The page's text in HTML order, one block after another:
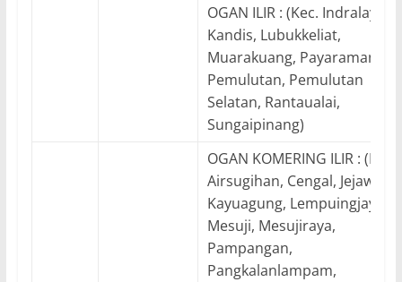
OGAN ILIR : (Kec. Indralaya,
Kandis, Lubukkeliat,
Muarakuang, Payaraman,
Pemulutan, Pemulutan
Selatan, Rantaualai,
Sungaipinang)
OGAN KOMERING ILIR : (Kec.
Airsugihan, Cengal, Jejawi,
Kayuagung, Lempuingjaya,
Mesuji, Mesujiraya,
Pampangan,
Pangkalanlampam,